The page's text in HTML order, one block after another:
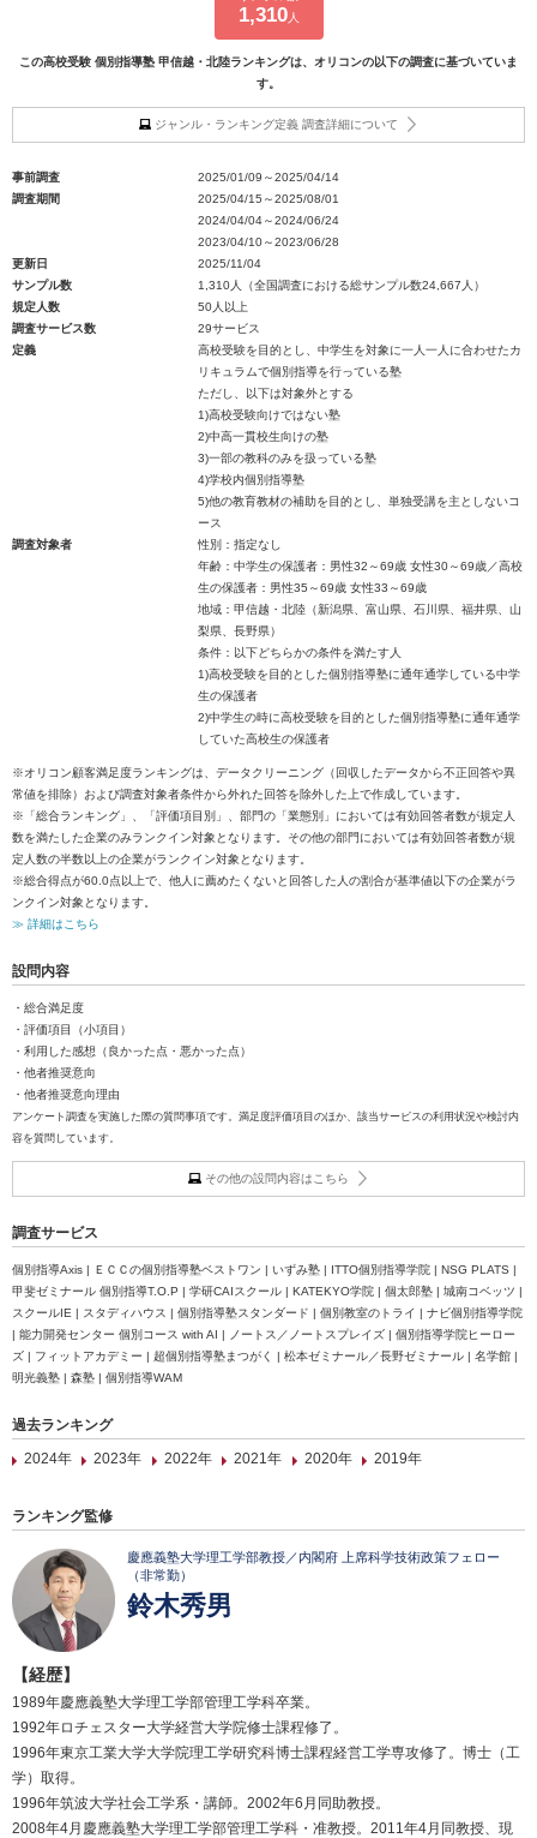
1,310人
この高校受験 個別指導塾 甲信越・北陸ランキングは、オリコンの以下の調査に基づいていま
す。
ジャンル・ランキング定義 調査詳細について
事前調査
2025/01/09～2025/04/14
調査期間
2025/04/15～2025/08/01
2024/04/04～2024/06/24
2023/04/10～2023/06/28
更新日
2025/11/04
サンプル数
1,310人（全国調査における総サンプル数24,667人）
規定人数
50人以上
調査サービス数
29サービス
定義
高校受験を目的とし、中学生を対象に一人一人に合わせたカ
リキュラムで個別指導を行っている塾
ただし、以下は対象外とする
1)高校受験向けではない塾
2)中高一貫校生向けの塾
3)一部の教科のみを扱っている塾
4)学校内個別指導塾
5)他の教育教材の補助を目的とし、単独受講を主としないコ
ース
調査対象者
性別：指定なし
年齢：中学生の保護者：男性32～69歳 女性30～69歳／高校
生の保護者：男性35～69歳 女性33～69歳
地域：甲信越・北陸（新潟県、富山県、石川県、福井県、山
梨県、長野県）
条件：以下どちらかの条件を満たす人
1)高校受験を目的とした個別指導塾に通年通学している中学
生の保護者
2)中学生の時に高校受験を目的とした個別指導塾に通年通学
していた高校生の保護者
※オリコン顧客満足度ランキングは、データクリーニング（回収したデータから不正回答や異
常値を排除）および調査対象者条件から外れた回答を除外した上で作成しています。
※「総合ランキング」、「評価項目別」、部門の「業態別」においては有効回答者数が規定人
数を満たした企業のみランクイン対象となります。その他の部門においては有効回答者数が規
定人数の半数以上の企業がランクイン対象となります。
※総合得点が60.0点以上で、他人に薦めたくないと回答した人の割合が基準値以下の企業がラ
ンクイン対象となります。
≫ 詳細はこちら
設問内容
・総合満足度
・評価項目（小項目）
・利用した感想（良かった点・悪かった点）
・他者推奨意向
・他者推奨意向理由
アンケート調査を実施した際の質問事項です。満足度評価項目のほか、該当サービスの利用状況や検討内
容を質問しています。
その他の設問内容はこちら
調査サービス
個別指導Axis | ＥＣＣの個別指導塾ベストワン | いずみ塾 | ITTO個別指導学院 | NSG PLATS |
甲斐ゼミナール 個別指導T.O.P | 学研CAIスクール | KATEKYO学院 | 個太郎塾 | 城南コベッツ |
スクールIE | スタディハウス | 個別指導塾スタンダード | 個別教室のトライ | ナビ個別指導学院
| 能力開発センター 個別コース with AI | ノートス／ノートスプレイズ | 個別指導学院ヒーロー
ズ | フィットアカデミー | 超個別指導塾まつがく | 松本ゼミナール／長野ゼミナール | 名学館 |
明光義塾 | 森塾 | 個別指導WAM
過去ランキング
2024年
2023年 2022年 2021年 2020年 2019年
ランキング監修
慶應義塾大学理工学部教授／内閣府 上席科学技術政策フェロー
（非常勤）
鈴木秀男
【経歴】
1989年慶應義塾大学理工学部管理工学科卒業。
1992年ロチェスター大学経営大学院修士課程修了。
1996年東京工業大学大学院理工学研究科博士課程経営工学専攻修了。博士（工
学）取得。
1996年筑波大学社会工学系・講師。2002年6月同助教授。
2008年4月慶應義塾大学理工学部管理工学科・准教授。2011年4月同教授、現